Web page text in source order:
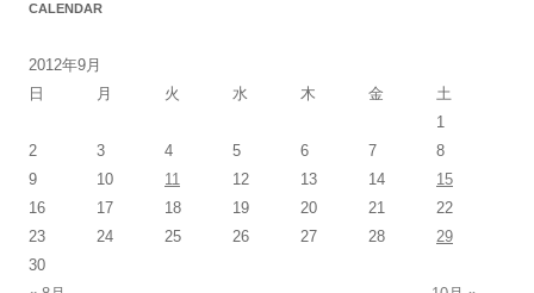
CALENDAR
2012年9月
日
月 火 水 木 金
土
1
2
3 4 5 6 7
8
9
10 11 12 13 14
15
16
17 18 19 20 21
22
23
24 25 26 27 28
29
30